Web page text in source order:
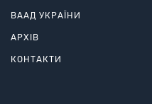
ВААД УКРАЇНИ
АРХІВ
КОНТАКТИ